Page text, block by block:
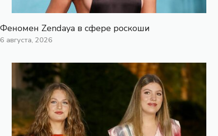
Феномен Zendaya в сфере роскоши
6 августа, 2026